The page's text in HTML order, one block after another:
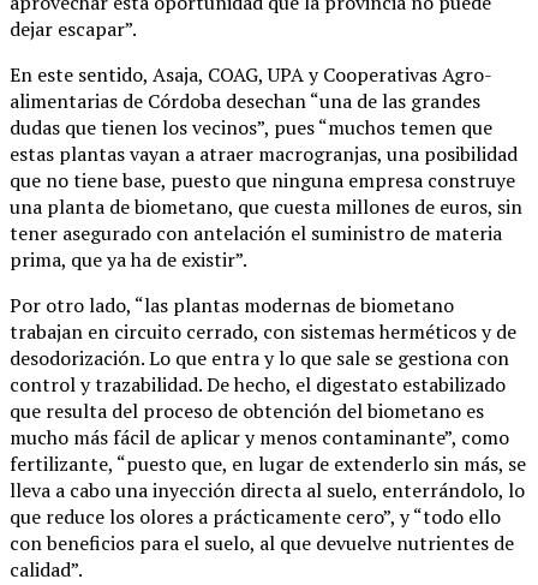
dejar escapar”.
En este sentido, Asaja, COAG, UPA y Cooperativas Agro-
alimentarias de Córdoba desechan “una de las grandes
dudas que tienen los vecinos”, pues “muchos temen que
estas plantas vayan a atraer macrogranjas, una posibilidad
que no tiene base, puesto que ninguna empresa construye
una planta de biometano, que cuesta millones de euros, sin
tener asegurado con antelación el suministro de materia
prima, que ya ha de existir”.
Por otro lado, “las plantas modernas de biometano
trabajan en circuito cerrado, con sistemas herméticos y de
desodorización. Lo que entra y lo que sale se gestiona con
control y trazabilidad. De hecho, el digestato estabilizado
que resulta del proceso de obtención del biometano es
mucho más fácil de aplicar y menos contaminante”, como
fertilizante, “puesto que, en lugar de extenderlo sin más, se
lleva a cabo una inyección directa al suelo, enterrándolo, lo
que reduce los olores a prácticamente cero”, y “todo ello
con beneficios para el suelo, al que devuelve nutrientes de
calidad”.